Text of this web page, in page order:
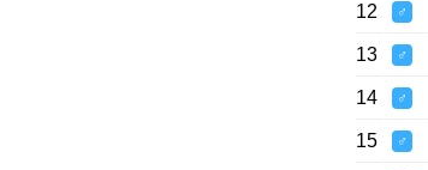
12 ♂
13 ♂
14 ♂
15 ♂